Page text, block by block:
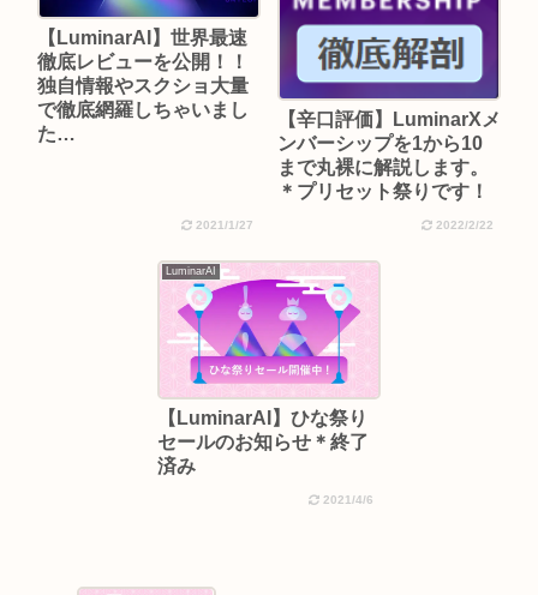
【LuminarAI】世界最速
徹底レビューを公開！！
独自情報やスクショ大量
で徹底網羅しちゃいまし
た…
2021/1/27
【辛口評価】LuminarXメ
ンバーシップを1から10
まで丸裸に解説します。
＊プリセット祭りです！
2022/2/22
LuminarAI
【LuminarAI】ひな祭り
セールのお知らせ＊終了
済み
2021/4/6